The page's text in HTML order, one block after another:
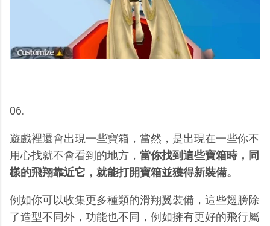
06.
遊戲裡還會出現一些寶箱，當然，是出現在一些你不
用心找就不會看到的地方， 當你找到這些寶箱時，同
樣的飛翔靠近它，就能打開寶箱並獲得新裝備。
例如你可以收集更多種類的滑翔翼裝備，這些翅膀除
了造型不同外，功能也不同，例如擁有更好的飛行屬